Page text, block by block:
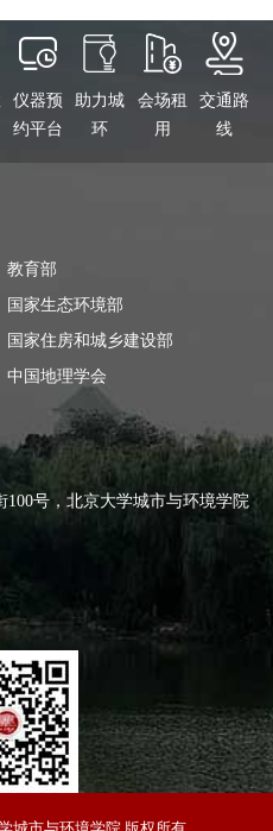
仪器预
约平台
助力城
环
会场租
用
交通路
线
教育部
国家生态环境部
国家住房和城乡建设部
中国地理学会
号，北京大学城市与环境学院
与环境学院